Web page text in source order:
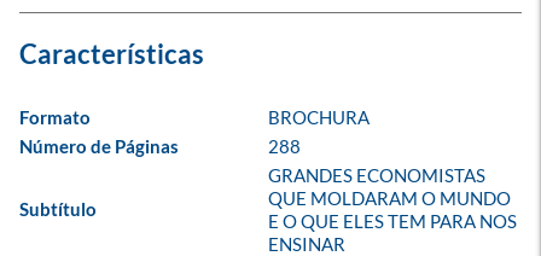
Formato
BROCHURA
Número de Páginas
288
Subtítulo
GRANDES ECONOMISTAS
QUE MOLDARAM O MUNDO
E O QUE ELES TEM PARA NOS
ENSINAR